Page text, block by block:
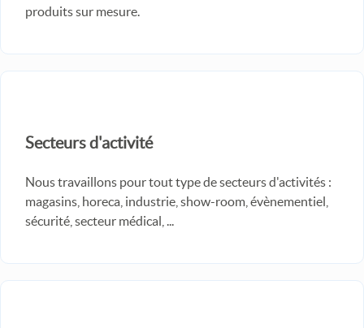
produits sur mesure.
Secteurs d'activité
Nous travaillons pour tout type de secteurs d'activités :
magasins, horeca, industrie, show-room, évènementiel,
sécurité, secteur médical, ...